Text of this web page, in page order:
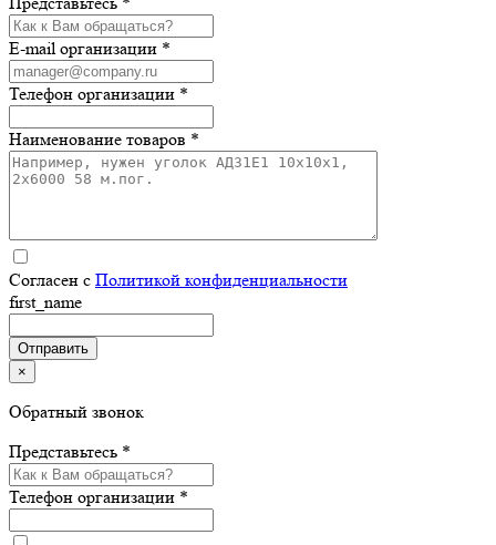
E-mail организации *
Телефон организации *
Наименование товаров *
Согласен с Политикой конфиденциальности
first_name
×
Обратный звонок
Представьтесь *
Телефон организации *